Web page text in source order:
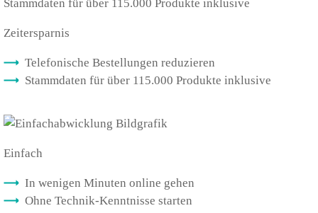
Zeitersparnis
Telefonische Bestellungen reduzieren
Stammdaten für über 115.000 Produkte inklusive
Einfach
In wenigen Minuten online gehen
Ohne Technik-Kenntnisse starten